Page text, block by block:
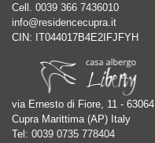
Cell. 0039 366 7436010
info@residencecupra.it
CIN: IT044017B4E2IFJFYH
via Ernesto di Fiore, 11 - 63064
Cupra Marittima (AP) Italy
Tel: 0039 0735 778404